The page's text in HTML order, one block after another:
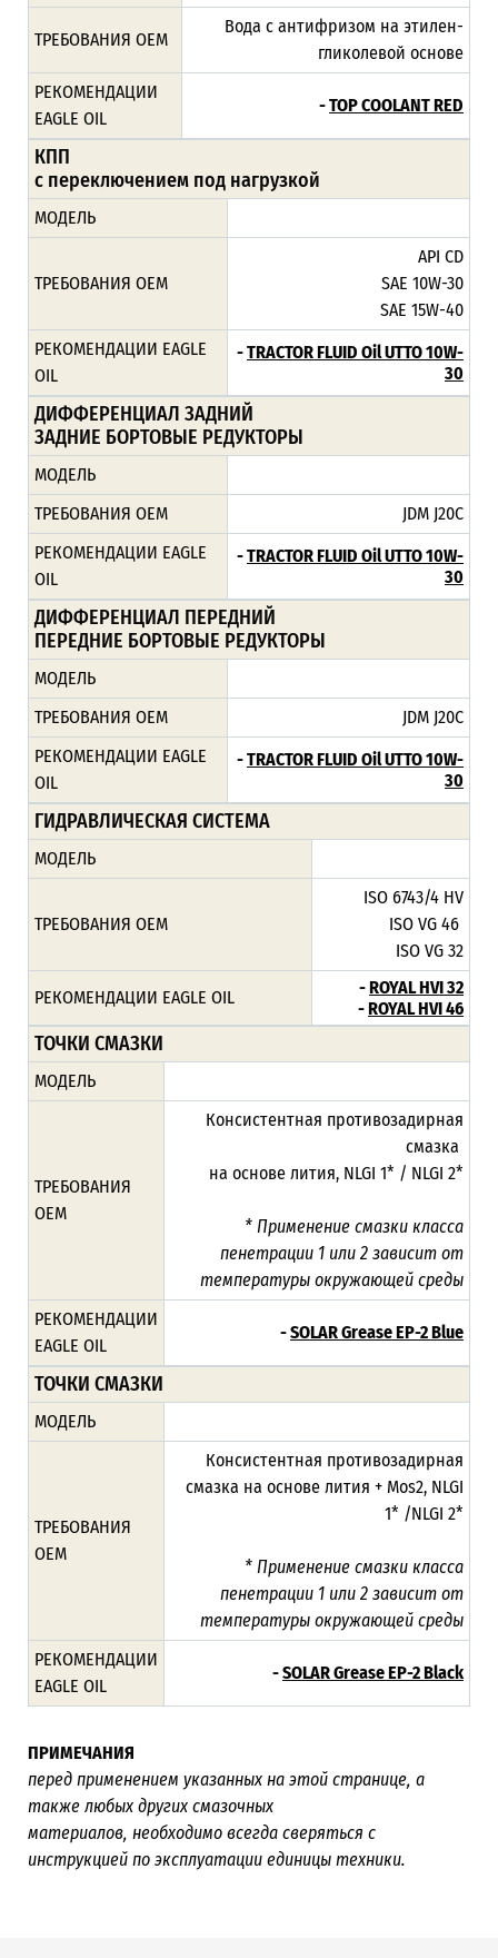
ТРЕБОВАНИЯ ОЕМ
Вода с антифризом на этилен-
гликолевой основе
РЕКОМЕНДАЦИИ
EAGLE OIL
-TOP COOLANT RED
КПП
с переключением под нагрузкой
МОДЕЛЬ
ТРЕБОВАНИЯ ОЕМ
API CD
SAE 10W-30
SAE 15W-40
РЕКОМЕНДАЦИИ EAGLE
OIL
-TRACTOR FLUID Oil UTTO 10W-
30
ДИФФЕРЕНЦИАЛ ЗАДНИЙ
ЗАДНИЕ БОРТОВЫЕ РЕДУКТОРЫ
МОДЕЛЬ
ТРЕБОВАНИЯ ОЕМ
JDM J20C
РЕКОМЕНДАЦИИ EAGLE
OIL
-TRACTOR FLUID Oil UTTO 10W-
30
ДИФФЕРЕНЦИАЛ ПЕРЕДНИЙ
ПЕРЕДНИЕ БОРТОВЫЕ РЕДУКТОРЫ
МОДЕЛЬ
ТРЕБОВАНИЯ ОЕМ
JDM J20C
РЕКОМЕНДАЦИИ EAGLE
OIL
-TRACTOR FLUID Oil UTTO 10W-
30
ГИДРАВЛИЧЕСКАЯ СИСТЕМА
МОДЕЛЬ
ТРЕБОВАНИЯ ОЕМ
ISO 6743/4 HV
ISO VG 46
ISO VG 32
РЕКОМЕНДАЦИИ EAGLE OIL -ROYAL HVI 32
-ROYAL HVI 46
ТОЧКИ СМАЗКИ
МОДЕЛЬ
ТРЕБОВАНИЯ
ОЕМ
Консистентная противозадирная
смазка
на основе лития, NLGI 1* / NLGI 2*
* Применение смазки класса
пенетрации 1 или 2 зависит от
температуры окружающей среды
РЕКОМЕНДАЦИИ
EAGLE OIL
-SOLAR Grease EP-2 Blue
ТОЧКИ СМАЗКИ
МОДЕЛЬ
ТРЕБОВАНИЯ
ОЕМ
Консистентная противозадирная
смазка на основе лития + Mos2, NLGI
1* /NLGI 2*
* Применение смазки класса
пенетрации 1 или 2 зависит от
температуры окружающей среды
РЕКОМЕНДАЦИИ
EAGLE OIL
-SOLAR Grease EP-2 Black
ПРИМЕЧАНИЯ
перед применением указанных на этой странице, а
также любых других смазочных
материалов, необходимо всегда сверяться с
инструкцией по эксплуатации единицы техники.